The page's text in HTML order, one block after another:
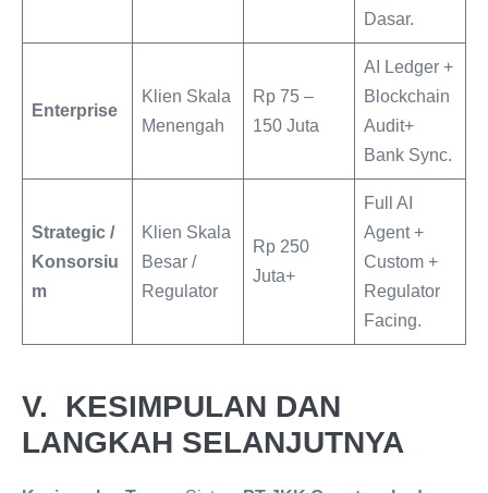
Dasar.
Enterprise
Klien Skala
Menengah
Rp 75 ‒
150 Juta
AI Ledger +
Blockchain
Audit+
Bank Sync.
Strategic /
Konsorsiu
m
Klien Skala
Besar /
Regulator
Rp 250
Juta+
Full AI
Agent +
Custom +
Regulator
Facing.
V. KESIMPULAN DAN
LANGKAH SELANJUTNYA